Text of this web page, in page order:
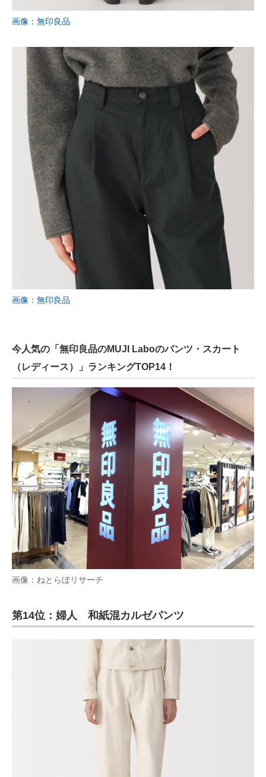
画像：無印良品
画像：無印良品
今人気の「無印良品のMUJI Laboのパンツ・スカート
（レディース）」ランキングTOP14！
画像：ねとらぼリサーチ
第14位：婦人 和紙混カルゼパンツ